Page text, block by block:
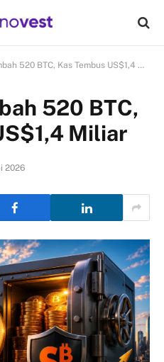
520 BTC, Kas Tembus US$1,4 Miliar
520 BTC,
Miliar
2026